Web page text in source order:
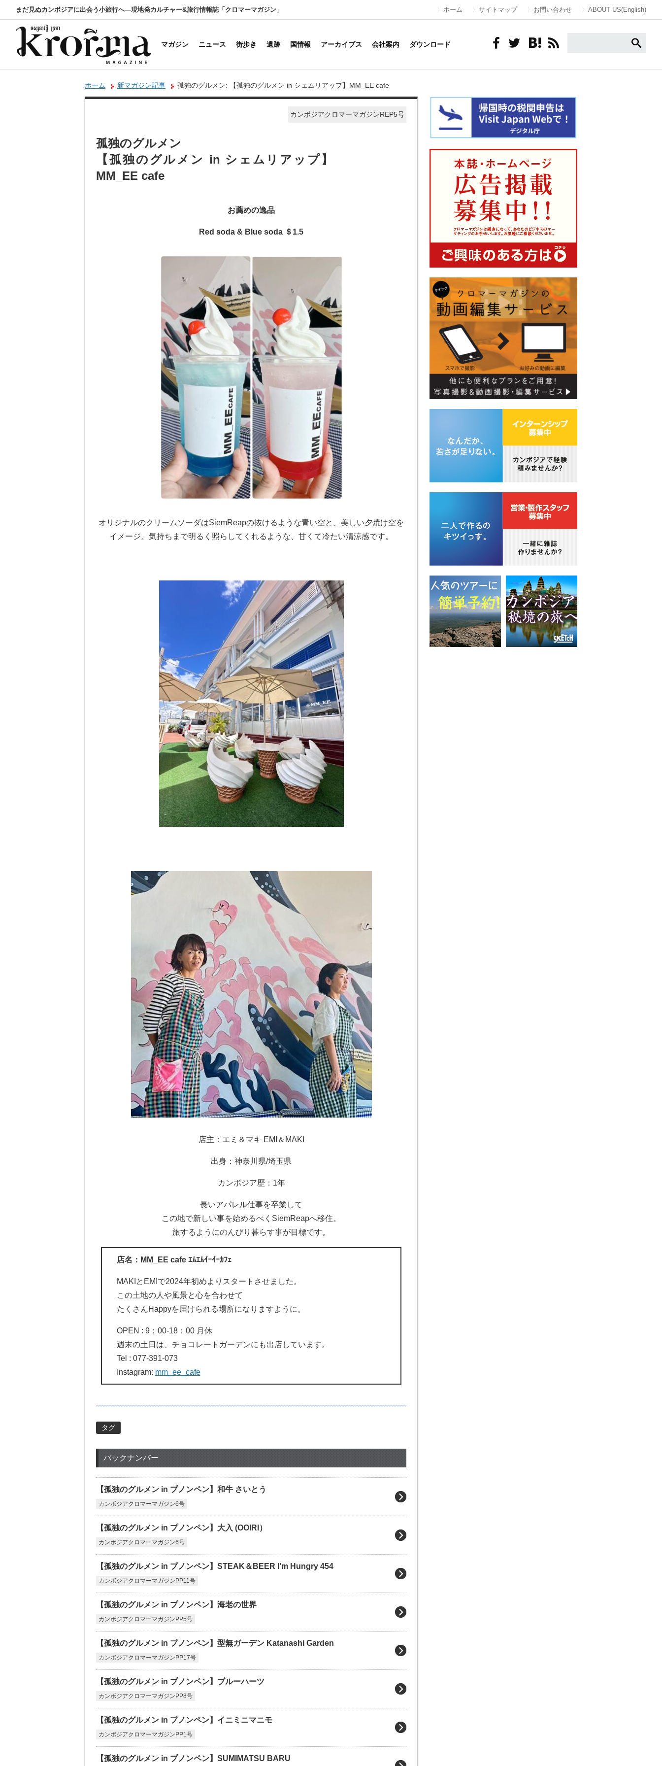
まだ見ぬカンボジアに出会う小旅行へ―現地発カルチャー&旅行情報誌「クロマーマガジン」 ホーム サイトマップ お問い合わせ ABOUT US(English)
マガジン ニュース 街歩き 遺跡 国情報 アーカイブス 会社案内 ダウンロード
ホーム 新マガジン記事 孤独のグルメン: 【孤独のグルメン in シェムリアップ】MM_EE cafe
カンボジアクロマーマガジンREP5号
孤独のグルメン
【孤独のグルメン in シェムリアップ】
MM_EE cafe
お薦めの逸品
Red soda & Blue soda ＄1.5
オリジナルのクリームソーダはSiemReapの抜けるような青い空と、美しい夕焼け空を
イメージ。気持ちまで明るく照らしてくれるような、甘くて冷たい清涼感です。
店主：エミ＆マキ EMI＆MAKI
出身：神奈川県/埼玉県
カンボジア歴：1年
長いアパレル仕事を卒業して
この地で新しい事を始めるべくSiemReapへ移住。
旅するようにのんびり暮らす事が目標です。
店名：MM_EE cafe ｴﾑｴﾑｲｰｲｰｶﾌｪ
MAKIとEMIで2024年初めよりスタートさせました。
この土地の人や風景と心を合わせて
たくさんHappyを届けられる場所になりますように。
OPEN : 9：00-18：00 月休
週末の土日は、チョコレートガーデンにも出店しています。
Tel : 077-391-073
Instagram: mm_ee_cafe
タグ
バックナンバー
【孤独のグルメン in プノンペン】和牛 さいとう
カンボジアクロマーマガジン6号
【孤独のグルメン in プノンペン】大入 (OOIRI）
カンボジアクロマーマガジン6号
【孤独のグルメン in プノンペン】STEAK＆BEER I’m Hungry 454
カンボジアクロマーマガジンPP11号
【孤独のグルメン in プノンペン】海老の世界
カンボジアクロマーマガジンPP5号
【孤独のグルメン in プノンペン】型無ガーデン Katanashi Garden
カンボジアクロマーマガジンPP17号
【孤独のグルメン in プノンペン】ブルーハーツ
カンボジアクロマーマガジンPP8号
【孤独のグルメン in プノンペン】イニミニマニモ
カンボジアクロマーマガジンPP1号
【孤独のグルメン in プノンペン】SUMIMATSU BARU